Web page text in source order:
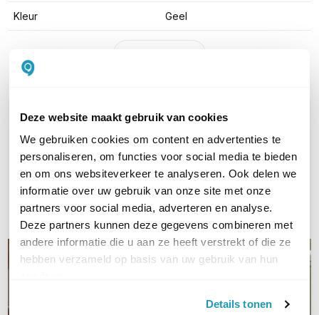
Deze website maakt gebruik van cookies
We gebruiken cookies om content en advertenties te
personaliseren, om functies voor social media te bieden
en om ons websiteverkeer te analyseren. Ook delen we
informatie over uw gebruik van onze site met onze
partners voor social media, adverteren en analyse.
Deze partners kunnen deze gegevens combineren met
andere informatie die u aan ze heeft verstrekt of die ze
hebben verzameld op basis van uw gebruik van hun
Details tonen
Kleur Geel
WIL JIJ ADVIES OP MAAT?
Vraag het onze experts!
Bel ons
E-mail